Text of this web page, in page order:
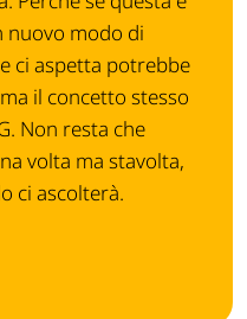
nuovo modo di
ci aspetta potrebbe
il concetto stesso
Non resta che
volta ma stavolta,
ci ascolterà.